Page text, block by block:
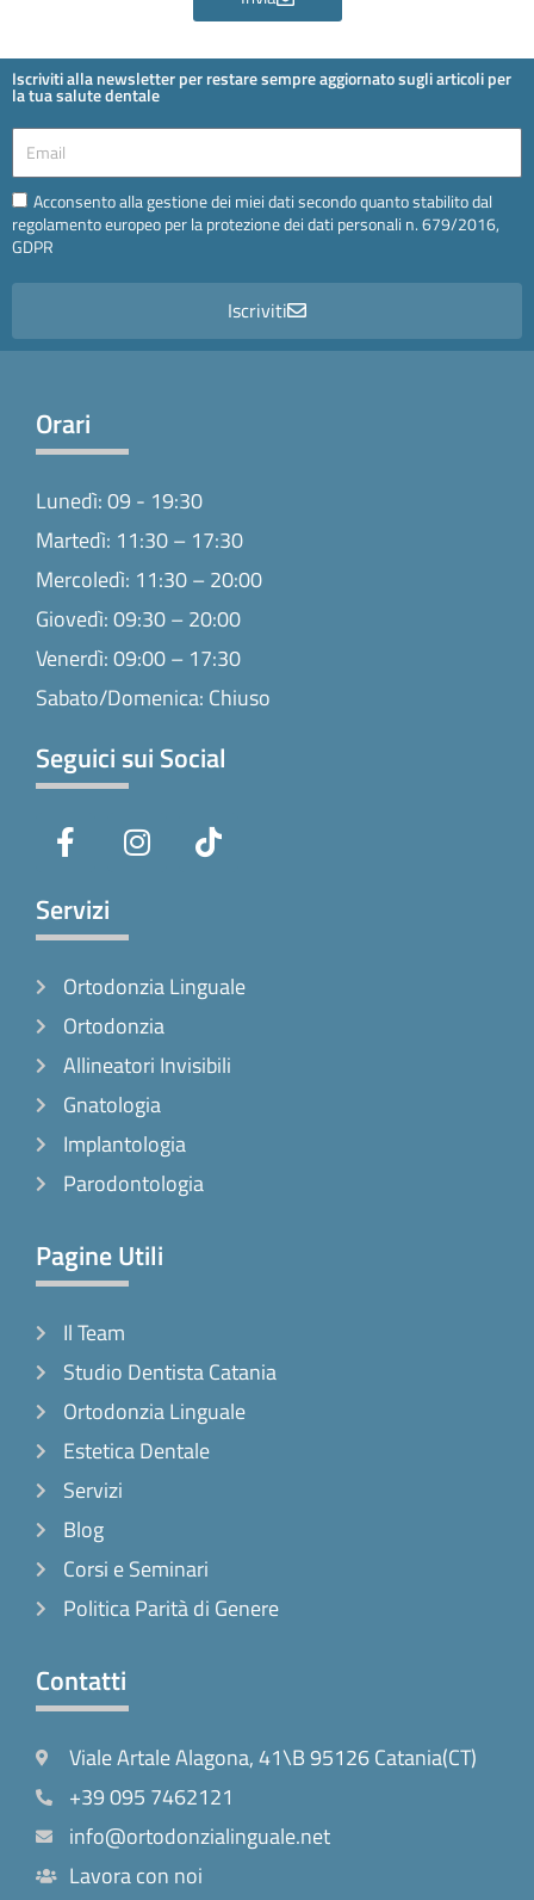
Iscriviti alla newsletter per restare sempre aggiornato sugli articoli per
la tua salute dentale
Email
Email
Acconsento alla gestione dei miei dati secondo quanto stabilito dal
regolamento europeo per la protezione dei dati personali n. 679/2016,
GDPR
Iscriviti
Orari
Lunedì: 09 - 19:30
Martedì: 11:30 – 17:30
Mercoledì: 11:30 – 20:00
Giovedì: 09:30 – 20:00
Venerdì: 09:00 – 17:30
Sabato/Domenica: Chiuso
Seguici sui Social
a
e
b
o
k
-
f
n
r
a
m
i
Servizi
Ortodonzia Linguale
Ortodonzia
Allineatori Invisibili
Gnatologia
Implantologia
Parodontologia
Pagine Utili
Il Team
Studio Dentista Catania
Ortodonzia Linguale
Estetica Dentale
Servizi
Blog
Corsi e Seminari
Politica Parità di Genere
Contatti
Viale Artale Alagona, 41\B 95126 Catania(CT)
+39 095 7462121
info@ortodonzialinguale.net
Lavora con noi